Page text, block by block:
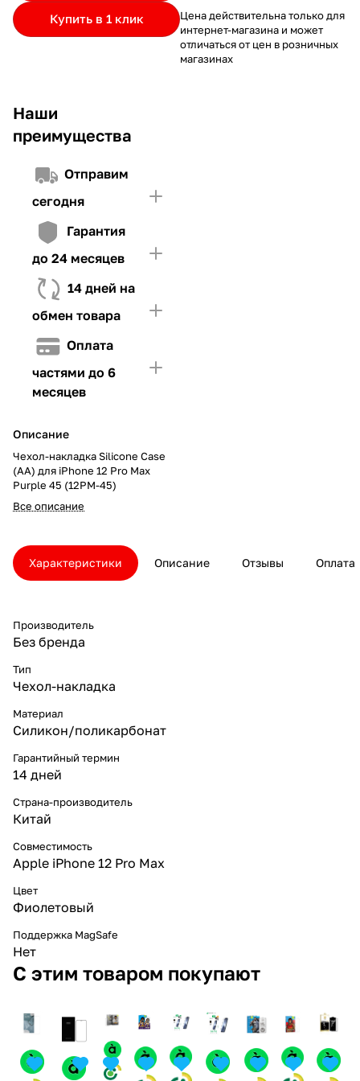
Купить в 1 клик
Наши
преимущества
Отправим
сегодня
Гарантия
до 24 месяцев
14 дней на
обмен товара
Оплата
частями до 6
месяцев
Описание
Чехол-накладка Silicone Case
(AA) для iPhone 12 Pro Max
Purple 45 (12PM-45)
Все описание
и Первого взноса (в случае необходимости)
частями.
Если лимит ниже стоимости товара, недостающую
сумму нужно внести Первым взносом
4. Иметь достаточно средств для внесения первой части платежа
Цена действительна только для
интернет-магазина и может
отличаться от цен в розничных
магазинах
Характеристики Описание Отзывы Оплата
Производитель
Без бренда
Тип
Чехол-накладка
Материал
Силикон/поликарбонат
Гарантийный термин
14 дней
Страна-производитель
Китай
Совместимость
Apple iPhone 12 Pro Max
Цвет
Фиолетовый
Поддержка MagSafe
Нет
С этим товаром покупают